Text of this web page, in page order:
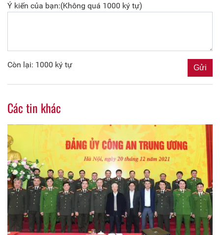
Ý kiến của bạn:(Không quá 1000 ký tự)
Còn lại: 1000 ký tự
Các tin khác